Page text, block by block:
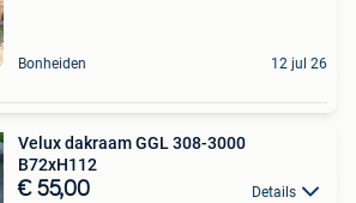
Bonheiden 12 jul 26
Velux dakraam GGL 308-3000
B72xH112
€ 55,00 Details